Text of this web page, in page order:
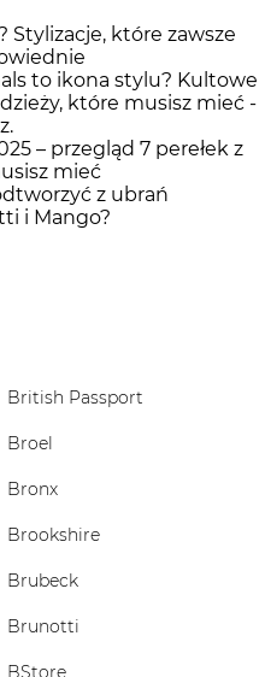
Stylizacje, które zawsze
to ikona stylu? Kultowe
które musisz mieć -
– przegląd 7 perełek z
mieć
z ubrań
i Mango?
British Passport
Broel
Bronx
Brookshire
Brubeck
Brunotti
BStore